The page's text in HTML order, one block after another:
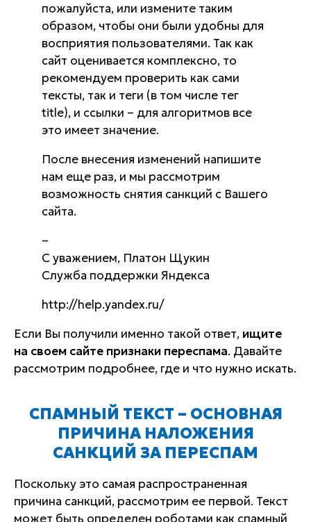
пожалуйста, или измените таким
образом, чтобы они были удобны для
восприятия пользователями. Так как
сайт оценивается комплексно, то
рекомендуем проверить как сами
тексты, так и теги (в том числе тег
title), и ссылки – для алгоритмов все
это имеет значение.
После внесения изменений напишите
нам еще раз, и мы рассмотрим
возможность снятия санкций с Вашего
сайта.
–
С уважением, Платон Щукин
Служба поддержки Яндекса
http://help.yandex.ru/
Если Вы получили именно такой ответ, ищите
на своем сайте признаки переспама. Давайте
рассмотрим подробнее, где и что нужно искать.
СПАМНЫЙ ТЕКСТ – ОСНОВНАЯ
ПРИЧИНА НАЛОЖЕНИЯ
САНКЦИЙ ЗА ПЕРЕСПАМ
Поскольку это самая распространенная
причина санкций, рассмотрим ее первой. Текст
может быть определен роботами как спамный